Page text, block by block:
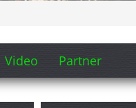
Video Partner